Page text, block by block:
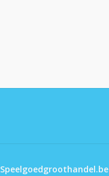
Speelgoedgroothandel.be